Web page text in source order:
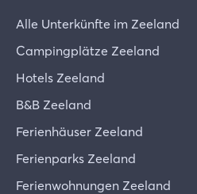
Alle Unterkünfte im Zeeland
Campingplätze Zeeland
Hotels Zeeland
B&B Zeeland
Ferienhäuser Zeeland
Ferienparks Zeeland
Ferienwohnungen Zeeland